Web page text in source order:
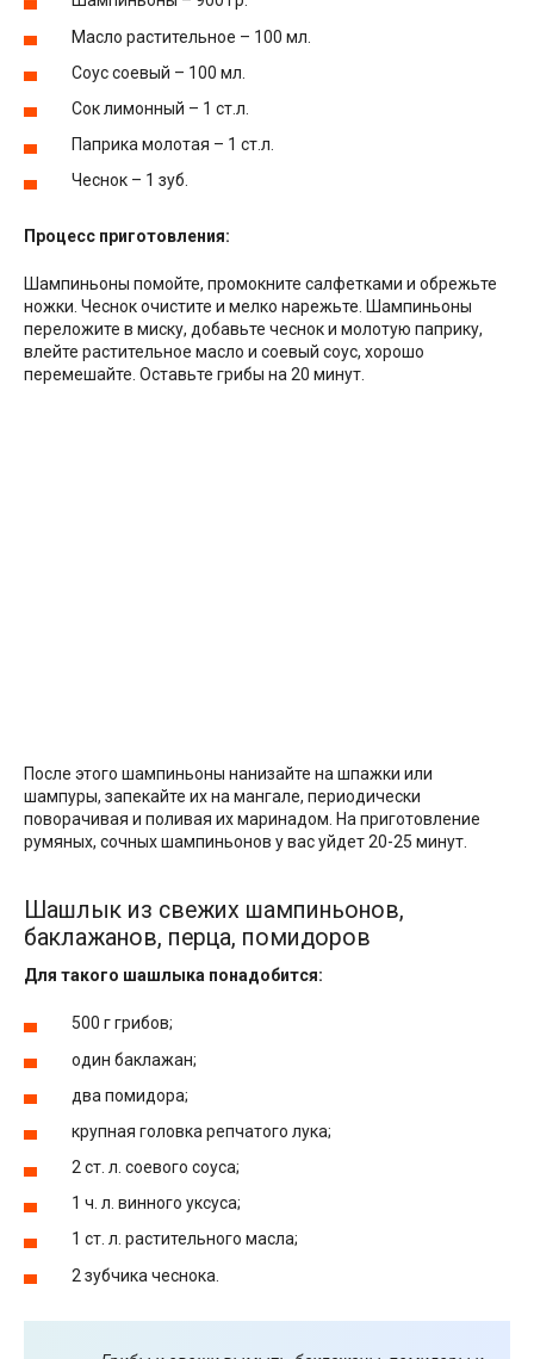
Масло растительное – 100 мл.
Соус соевый – 100 мл.
Сок лимонный – 1 ст.л.
Паприка молотая – 1 ст.л.
Чеснок – 1 зуб.
Процесс приготовления:
Шампиньоны помойте, промокните салфетками и обрежьте
ножки. Чеснок очистите и мелко нарежьте. Шампиньоны
переложите в миску, добавьте чеснок и молотую паприку,
влейте растительное масло и соевый соус, хорошо
перемешайте. Оставьте грибы на 20 минут.
После этого шампиньоны нанизайте на шпажки или
шампуры, запекайте их на мангале, периодически
поворачивая и поливая их маринадом. На приготовление
румяных, сочных шампиньонов у вас уйдет 20-25 минут.
Шашлык из свежих шампиньонов,
баклажанов, перца, помидоров
Для такого шашлыка понадобится:
500 г грибов;
один баклажан;
два помидора;
крупная головка репчатого лука;
2 ст. л. соевого соуса;
1 ч. л. винного уксуса;
1 ст. л. растительного масла;
2 зубчика чеснока.